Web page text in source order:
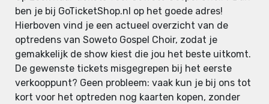
ben je bij GoTicketShop.nl op het goede adres!
Hierboven vind je een actueel overzicht van de
optredens van Soweto Gospel Choir, zodat je
gemakkelijk de show kiest die jou het beste uitkomt.
De gewenste tickets misgegrepen bij het eerste
verkooppunt? Geen probleem: vaak kun je bij ons tot
kort voor het optreden nog kaarten kopen, zonder